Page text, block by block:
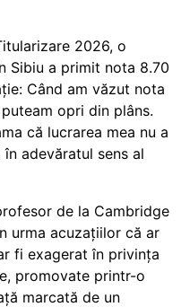
2026, o
Sibiu a primit nota 8.70
Când am văzut nota
opri din plâns.
că lucrarea mea nu a
adevăratul sens al
de la Cambridge
urma acuzațiilor că ar
fi exagerat în privința
promovate printr-o
marcată de un